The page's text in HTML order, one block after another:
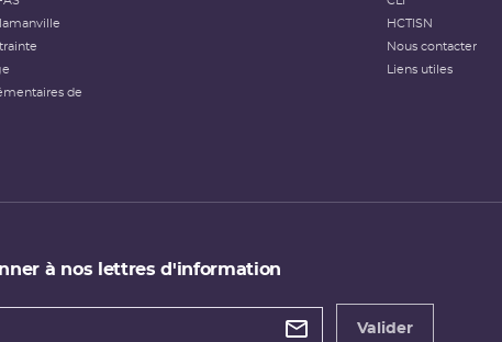
de
HCTISN
Nous contacter
Liens utiles
à nos lettres d'information
de
Valider